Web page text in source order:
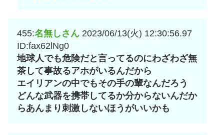
455:名無しさん 2023/06/13(火) 12:30:56.97
ID:fax62lNg0
地球人でも危険だと言ってるのにわざわざ無
茶して事故るアホがいるんだから
エイリアンの中でもその手の輩なんだろう
どんな武器を携帯してるか分からないんだか
らあんまり刺激しないほうがいいかも